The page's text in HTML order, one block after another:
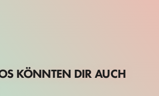
KÖNNTEN DIR AUCH